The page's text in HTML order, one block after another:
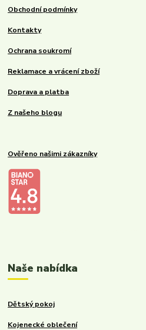
Obchodní podmínky
Kontakty
Ochrana soukromí
Reklamace a vrácení zboží
Doprava a platba
Z našeho blogu
Ověřeno našimi zákazníky
Naše nabídka
Dětský pokoj
Kojenecké oblečení